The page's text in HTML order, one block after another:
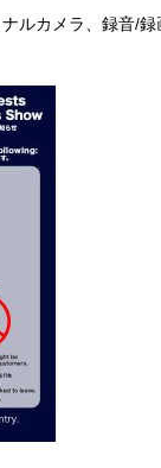
ルカメラ、録音/